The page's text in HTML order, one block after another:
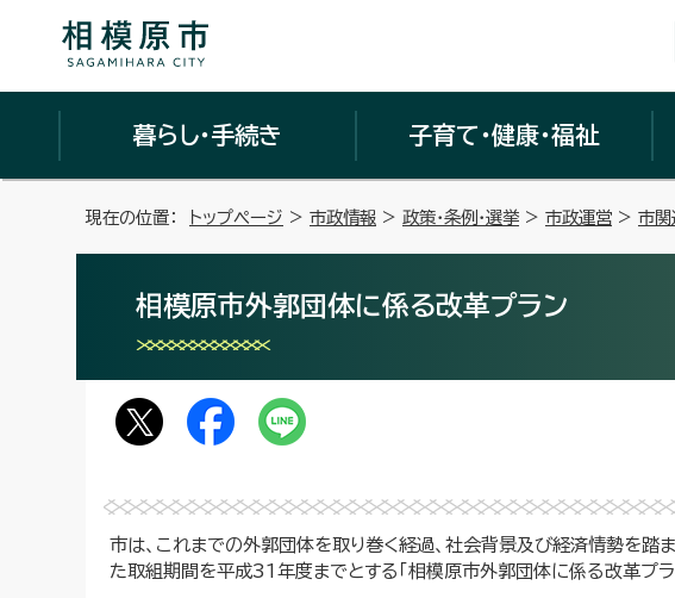
暮らし・手続き 子育て・健康・福祉
現在の位置： トップページ > 市政情報 > 政策・条例・選挙 > 市政運営 > 市関
相模原市外郭団体に係る改革プラン
市は、これまでの外郭団体を取り巻く経過、社会背景及び経済情勢を
た取組期間を平成31年度までとする「相模原市外郭団体に係る改革プ